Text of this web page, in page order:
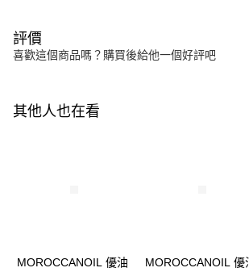
評價
喜歡這個商品嗎？購買後給他一個好評吧
其他人也在看
MOROCCANOIL 優油 MOROCCANOIL 優